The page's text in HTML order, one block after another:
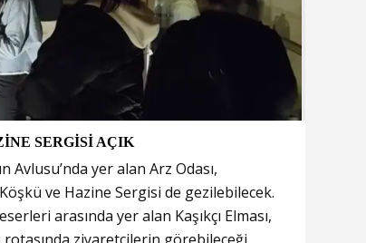
SERGİSİ AÇIK
Avlusu’nda yer alan Arz Odası,
ve Hazine Sergisi de gezilebilecek.
arasında yer alan Kaşıkçı Elması,